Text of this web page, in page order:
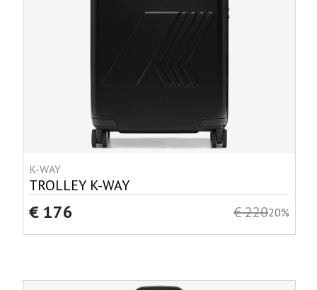
K-WAY
TROLLEY K-WAY
€ 176 € 22020%